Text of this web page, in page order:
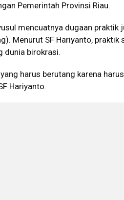
Pemerintah Provinsi Riau.
mencuatnya dugaan praktik
Menurut SF Hariyanto, praktik
dunia birokrasi.
harus berutang karena
Hariyanto.